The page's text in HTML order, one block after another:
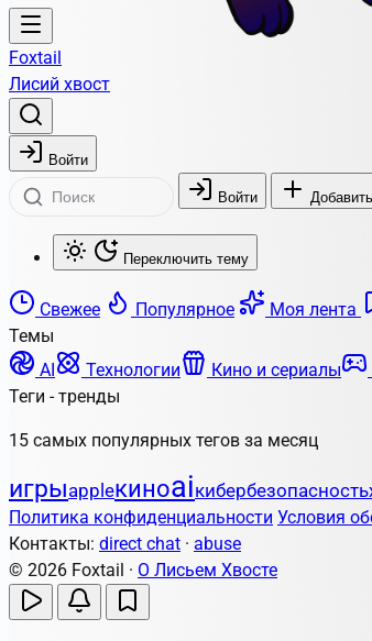
Foxtail
Лисий хвост
Войти
Войти
Переключить тему
Свежее Популярное Моя лента
Темы
AI
Технологии Кино и сериалы
Теги - тренды
15 самых популярных тегов за месяц
игрыappleкиноaiкибербезопасность
Политика конфиденциальности Условия
Контакты: direct chat · abuse
© 2026 Foxtail · О Лисьем Хвосте